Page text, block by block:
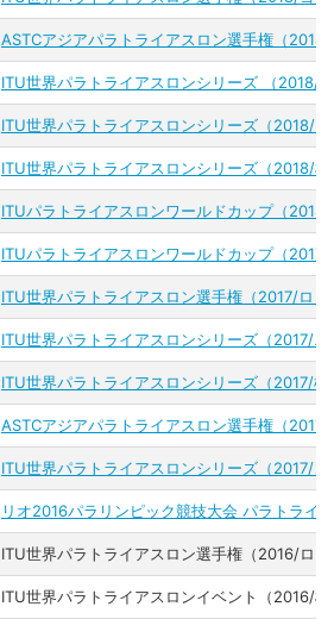
ASTCアジアパラトライアスロン選手権（
ITU世界パラトライアスロンシリーズ （2018/
ITU世界パラトライアスロンシリーズ（2018/
ITU世界パラトライアスロンシリーズ（2018/横
ITUパラトライアスロンワールドカップ（
ITUパラトライアスロンワールドカップ（2017/
ITU世界パラトライアスロン選手権（2017/ロッ
ITU世界パラトライアスロンシリーズ（2017/
ITU世界パラトライアスロンシリーズ（2017/横
ASTCアジアパラトライアスロン選手権（
ITU世界パラトライアスロンシリーズ（2017/
リオ2016パラリンピック競技大会 パラトライ
ITU世界パラトライアスロン選手権（2016/ロ
ITU世界パラトライアスロンイベント（2016/横